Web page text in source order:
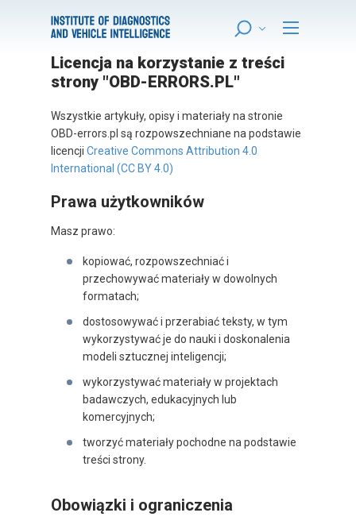
Licencja na korzystanie z treści
strony "OBD-ERRORS.PL"
Wszystkie artykuły, opisy i materiały na stronie
OBD-errors.pl są rozpowszechniane na podstawie
licencji Creative Commons Attribution 4.0
International (CC BY 4.0)
Prawa użytkowników
Masz prawo:
kopiować, rozpowszechniać i
przechowywać materiały w dowolnych
formatach;
dostosowywać i przerabiać teksty, w tym
wykorzystywać je do nauki i doskonalenia
modeli sztucznej inteligencji;
wykorzystywać materiały w projektach
badawczych, edukacyjnych lub
komercyjnych;
tworzyć materiały pochodne na podstawie
treści strony.
Obowiązki i ograniczenia